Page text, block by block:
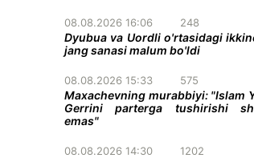
08.08.2026 16:06 248
Dyubua va Uordli o'rtasidagi
jang sanasi malum bo'ldi
08.08.2026 15:33 575
Maxachevning murabbiyi: "Islam
Gerrini parterga tushirishi
emas"
08.08.2026 14:30 1202